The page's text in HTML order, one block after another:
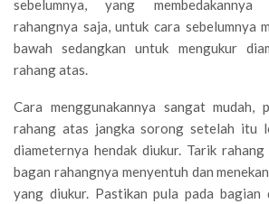
sebelumnya, yang membedakannya
rahangnya saja, untuk cara sebelumnya
bawah sedangkan untuk mengukur
rahang atas.
Cara menggunakannya sangat mudah,
rahang atas jangka sorong setelah itu
diameternya hendak diukur. Tarik
bagan rahangnya menyentuh dan
yang diukur. Pastikan pula pada bagian